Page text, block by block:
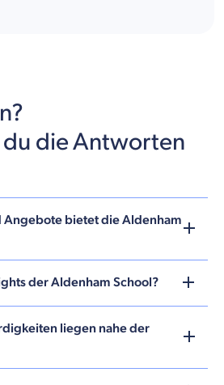
die Antworten
Angebote bietet die Aldenham
der Aldenham School?
liegen nahe der